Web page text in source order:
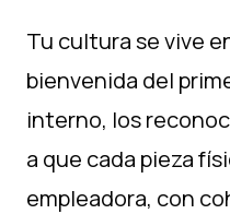
Tu cultura se vive
bienvenida del
interno, los
a que cada pieza
empleadora, con